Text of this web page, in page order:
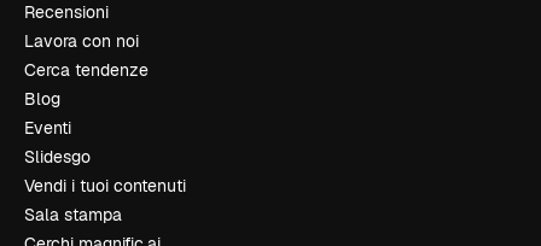
Recensioni
Lavora con noi
Cerca tendenze
Blog
Eventi
Slidesgo
Vendi i tuoi contenuti
Sala stampa